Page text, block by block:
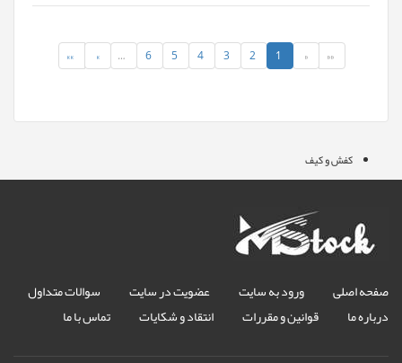
««
«
1
2
3
4
5
6
…
»
»»
کفش و کیف
صفحه اصلی ورود به سایت عضویت در سایت
سوالات متداول
درباره ما
قوانین و مقررات انتقاد و شکایات تماس با ما